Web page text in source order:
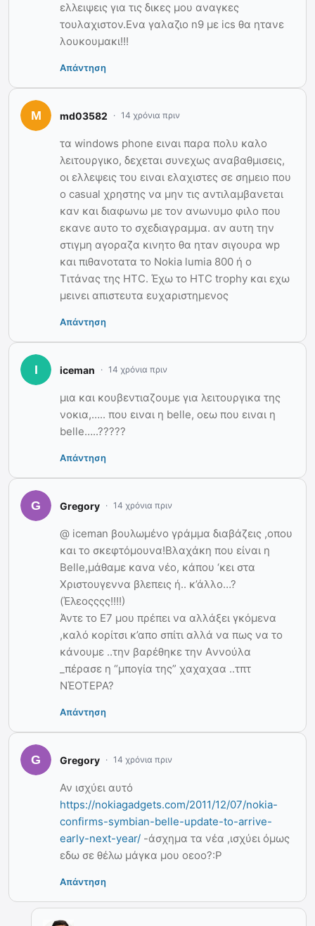
ελλειψεις για τις δικες μου αναγκες
τουλαχιστον.Ενα γαλαζιο n9 με ics θα ητανε
λουκουμακι!!!
Απάντηση
md03582 14 χρόνια πριν
τα windows phone ειναι παρα πολυ καλο
λειτουργικο, δεχεται συνεχως αναβαθμισεις,
οι ελλεψεις του ειναι ελαχιστες σε σημειο που
ο casual χρηστης να μην τις αντιλαμβανεται
καν και διαφωνω με τον ανωνυμο φιλο που
εκανε αυτο το σχεδιαγραμμα. αν αυτη την
στιγμη αγοραζα κινητο θα ηταν σιγουρα wp
και πιθανοτατα το Nokia lumia 800 ή ο
Τιτάνας της HTC. Έχω το HTC trophy και εχω
μεινει απιστευτα ευχαριστημενος
Απάντηση
iceman 14 χρόνια πριν
μια και κουβεντιαζουμε για λειτουργικα της
νοκια,….. που ειναι η belle, οεω που ειναι η
belle…..?????
Απάντηση
Gregory 14 χρόνια πριν
@ iceman βουλωμένο γράμμα διαβάζεις ,οπου
και το σκεφτόμουνα!Βλαχάκη που είναι η
Belle,μάθαμε κανα νέο, κάπου ‘κει στα
Χριστουγεννα βλεπεις ή.. κ’άλλο…?
(Έλεοςςςς!!!!)
Άντε το E7 μου πρέπει να αλλάξει γκόμενα
,καλό κορίτσι κ’απο σπίτι αλλά να πως να το
κάνουμε ..την βαρέθηκε την Aννούλα
_πέρασε η “μπογία της” χαχαχαα ..τπτ
ΝΈΟΤΕΡΑ?
Απάντηση
Gregory 14 χρόνια πριν
Αν ισχύει αυτό
https://nokiagadgets.com/2011/12/07/nokia-
confirms-symbian-belle-update-to-arrive-
early-next-year/ -άσχημα τα νέα ,ισχύει όμως
εδω σε θέλω μάγκα μου οεοο?:P
Απάντηση